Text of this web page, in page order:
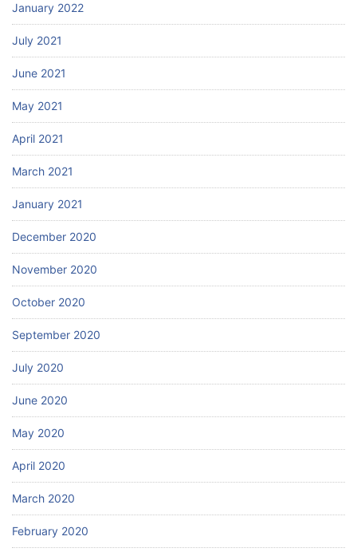
January 2022
July 2021
June 2021
May 2021
April 2021
March 2021
January 2021
December 2020
November 2020
October 2020
September 2020
July 2020
June 2020
May 2020
April 2020
March 2020
February 2020